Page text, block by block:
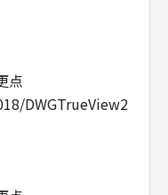
点
DWGTrueView2